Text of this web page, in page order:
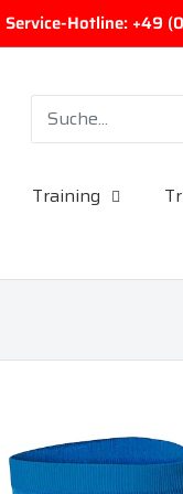
Service-Hotline: +49
Training